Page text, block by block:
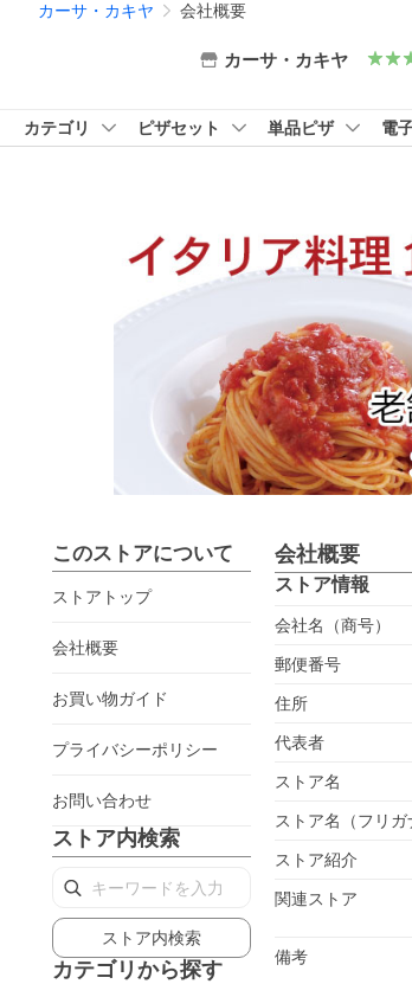
カーサ・カキヤ 会社概要
カーサ・カキヤ
カテゴリ ピザセット 単品ピザ 電
このストアについて
ストアトップ
会社概要
お買い物ガイド
プライバシーポリシー
お問い合わせ
ストア内検索
ストア内検索
カテゴリから探す
会社概要
ストア情報
会社名（商号）
郵便番号
住所
代表者
ストア名
ストア名（フリガ
ストア紹介
関連ストア
備考